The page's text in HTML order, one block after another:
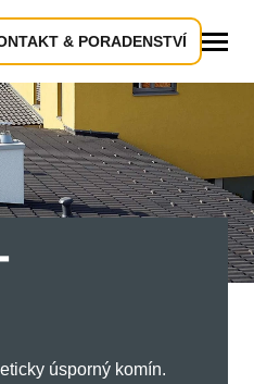
& PORADENSTVÍ
úsporný komín.